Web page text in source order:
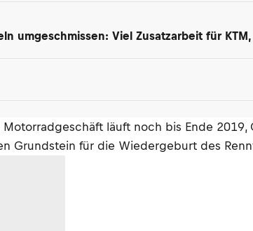
umgeschmissen: Viel Zusatzarbeit für
Motorradgeschäft läuft noch bis Ende
Grundstein für die Wiedergeburt des